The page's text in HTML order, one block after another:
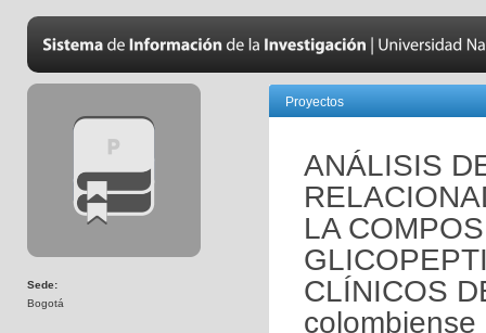
Sede:
Bogotá
Proyectos
ANÁLISIS
LA
CLÍNICOS
colombiense